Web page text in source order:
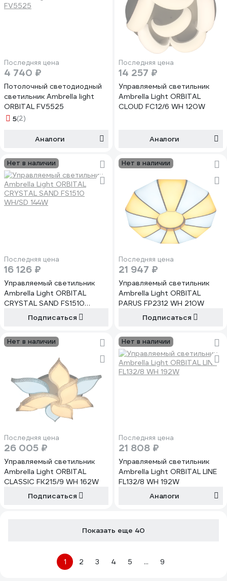
Последняя цена
4 740 ₽
Потолочный светодиодный
светильник Ambrella light
ORBITAL FV5525
5(2)
Аналоги
Последняя цена
14 257 ₽
Управляемый светильник
Ambrella Light ORBITAL
CLOUD FC12/6 WH 120W
Аналоги
Нет в наличии
Последняя цена
16 126 ₽
Управляемый светильник
Ambrella Light ORBITAL
CRYSTAL SAND FS1510
WH/SD 144WПодписаться
Нет в наличии
Последняя цена
21 947 ₽
Управляемый светильник
Ambrella Light ORBITAL
PARUS FP2312 WH 210W
Подписаться
Нет в наличии
Последняя цена
26 005 ₽
Управляемый светильник
Ambrella Light ORBITAL
CLASSIC FK215/9 WH 162W
Подписаться
Нет в наличии
Последняя цена
21 808 ₽
Управляемый светильник
Ambrella Light ORBITAL LINE
FL132/8 WH 192W
Аналоги
Показать еще 40
1 2 3 4 5 ... 9